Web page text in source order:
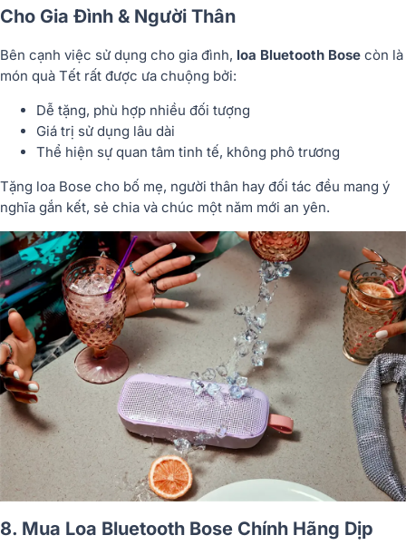
Cho Gia Đình & Người Thân
Bên cạnh việc sử dụng cho gia đình, loa Bluetooth Bose còn là
món quà Tết rất được ưa chuộng bởi:
Dễ tặng, phù hợp nhiều đối tượng
Giá trị sử dụng lâu dài
Thể hiện sự quan tâm tinh tế, không phô trương
Tặng loa Bose cho bố mẹ, người thân hay đối tác đều mang ý
nghĩa gắn kết, sẻ chia và chúc một năm mới an yên.
8. Mua Loa Bluetooth Bose Chính Hãng Dịp